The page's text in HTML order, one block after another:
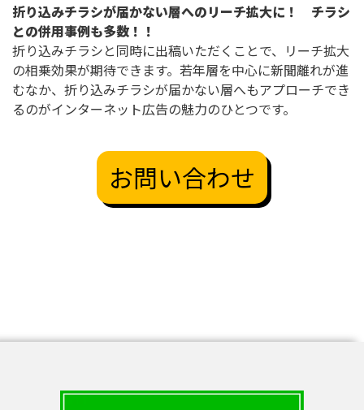
折り込みチラシが届かない層へのリーチ拡大に！ チラシ
との併用事例も多数！！
折り込みチラシと同時に出稿いただくことで、リーチ拡大
の相乗効果が期待できます。若年層を中心に新聞離れが進
むなか、折り込みチラシが届かない層へもアプローチでき
るのがインターネット広告の魅力のひとつです。
お問い合わせ